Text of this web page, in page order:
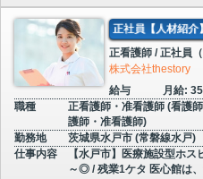
正社員【人材紹介】
正看護師 / 正社員（
株式会社thestory
給与
月給:
職種
正看護師・准看護師 (看護
護師・准看護師)
勤務地
茨城県水戸市 (常磐線水戸)
仕事内容
【水戸市】医療施設型ホ
～◎ / 残業1ケタ 医心館は